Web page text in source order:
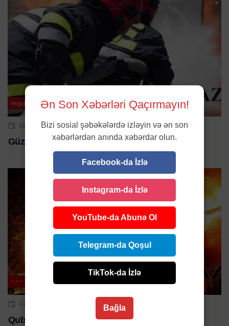
Hadisə
16 IYL 2023 | 16:18
Güzdəkdə ferma YANDI
---
12 IYN 2023 | 23:55
Qubada 4 nəfərin xəsarət alması ilə nəticələnən
Ən Son Xəbərləri Qaçırmayın!
Bizi sosial şəbəkələrdə izləyin və ən son
xəbərlərdən anında xəbərdar olun.
Facebook-da İzlə
Instagram-da İzlə
YouTube-da Abunə Ol
Telegram-da Qoşul
TikTok-da İzlə
Bağla